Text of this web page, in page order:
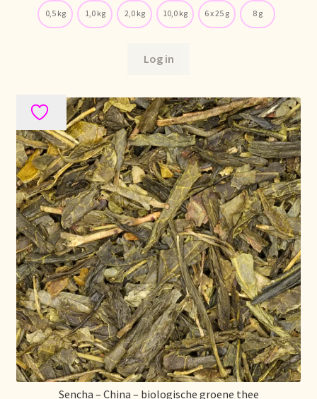
0,5 kg 1,0 kg 2,0 kg 10,0 kg 6 x 25 g 8 g
Log in
Sencha – China – biologische groene thee